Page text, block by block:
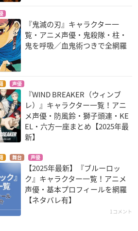
『鬼滅の刃』キャラクター一
覧・アニメ声優・鬼殺隊・柱・
鬼を呼吸／血鬼術つきで全網羅
声優
『WIND BREAKER（ウィンブ
レ）』キャラクター一覧！アニ
メ声優・防風鈴・獅子頭連・KE
EL・六方一座まとめ【2025年最
新】
舞台 声優
【2025年最新】『ブルーロッ
ク』キャラクター一覧！アニメ
声優・基本プロフィールを網羅
【ネタバレ有】
1コメント